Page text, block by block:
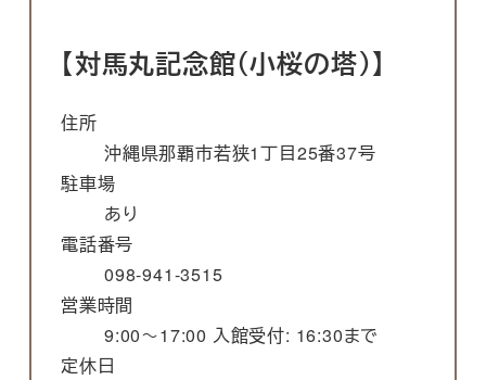
【対馬丸記念館（小桜の塔）】
住所
沖縄県那覇市若狭1丁目25番37号
駐車場
あり
電話番号
098-941-3515
営業時間
9:00～17:00 入館受付: 16:30まで
定休日